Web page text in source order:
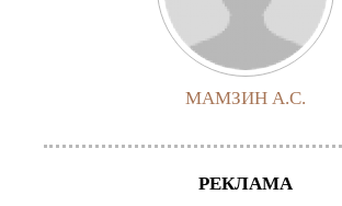
МАМЗИН А.С.
РЕКЛАМА